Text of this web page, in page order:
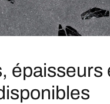
épaisseurs